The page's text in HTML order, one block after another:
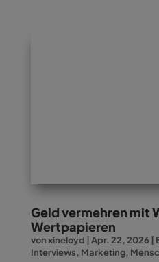
Geld vermehren mit
Wertpapieren
vonxineloyd Apr. 22, 2026
Interviews, Marketing,